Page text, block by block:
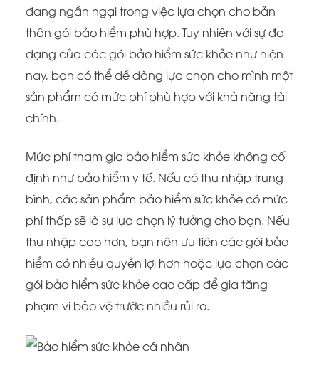
đang ngần ngại trong việc lựa chọn cho bản
thân gói bảo hiểm phù hợp. Tuy nhiên với sự đa
dạng của các gói bảo hiểm sức khỏe như hiện
nay, bạn có thể dễ dàng lựa chọn cho mình một
sản phẩm có mức phí phù hợp với khả năng tài
chính.
Mức phí tham gia bảo hiểm sức khỏe không cố
định như bảo hiểm y tế. Nếu có thu nhập trung
bình, các sản phẩm bảo hiểm sức khỏe có mức
phí thấp sẽ là sự lựa chọn lý tưởng cho bạn. Nếu
thu nhập cao hơn, bạn nên ưu tiên các gói bảo
hiểm có nhiều quyền lợi hơn hoặc lựa chọn các
gói bảo hiểm sức khỏe cao cấp để gia tăng
phạm vi bảo vệ trước nhiều rủi ro.